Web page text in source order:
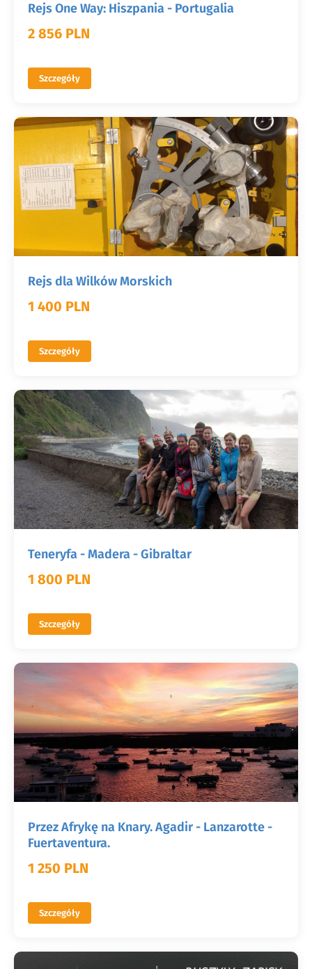
Rejs One Way: Hiszpania - Portugalia
2 856 PLN
Szczegóły
Rejs dla Wilków Morskich
1 400 PLN
Szczegóły
Teneryfa - Madera - Gibraltar
1 800 PLN
Szczegóły
Przez Afrykę na Knary. Agadir - Lanzarotte -
Fuertaventura.
1 250 PLN
Szczegóły